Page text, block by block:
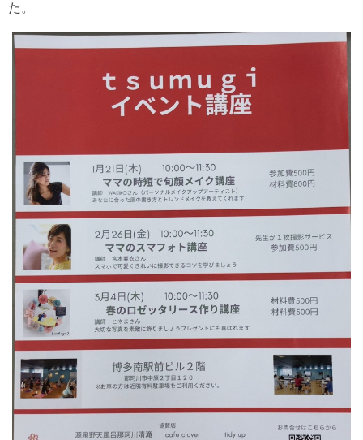
た。